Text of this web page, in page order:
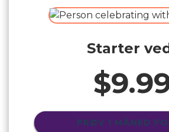
Starter
PRØV 1 MÅNED